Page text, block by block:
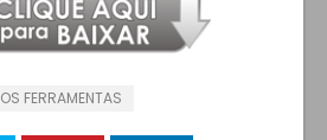
OS FERRAMENTAS